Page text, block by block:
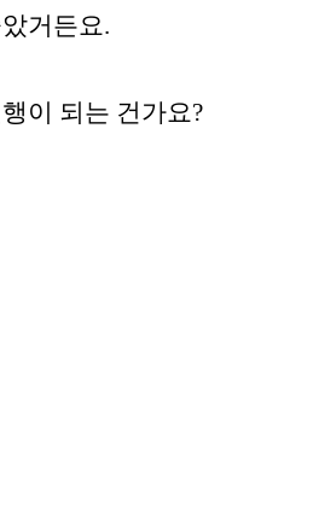
거든요.
이 되는 건가요?